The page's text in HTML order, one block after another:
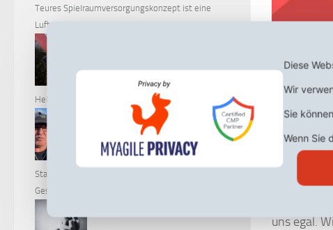
Lesedauer
„Alter
uns egal.
Teures Spielraumversorgungskonzept ist eine
Luftnummer!
Heldengedenken 2025
Stadt Neumünster verhindert
Gesteckniederlegung von Ratsfraktion
Diese
Wir
Sie
Wenn Sie